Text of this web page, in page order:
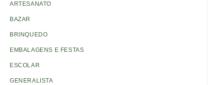
ARTESANATO
BAZAR
BRINQUEDO
EMBALAGENS E FESTAS
ESCOLAR
GENERALISTA